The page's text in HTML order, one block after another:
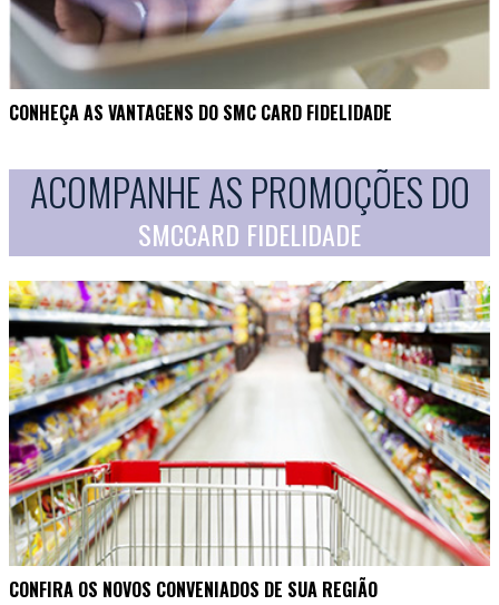
CONHEÇA AS VANTAGENS DO SMC CARD FIDELIDADE
ACOMPANHE AS PROMOÇÕES DO
SMCCARD FIDELIDADE
CONFIRA OS NOVOS CONVENIADOS DE SUA REGIÃO